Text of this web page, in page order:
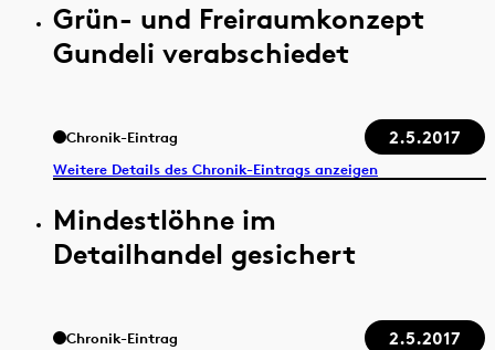
Grün- und Freiraumkonzept
Gundeli verabschiedet
Chronik-Eintrag 2.5.2017
Weitere Details des Chronik-Eintrags anzeigen
Mindestlöhne im
Detailhandel gesichert
Chronik-Eintrag 2.5.2017